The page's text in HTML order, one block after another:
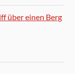
über einen Berg